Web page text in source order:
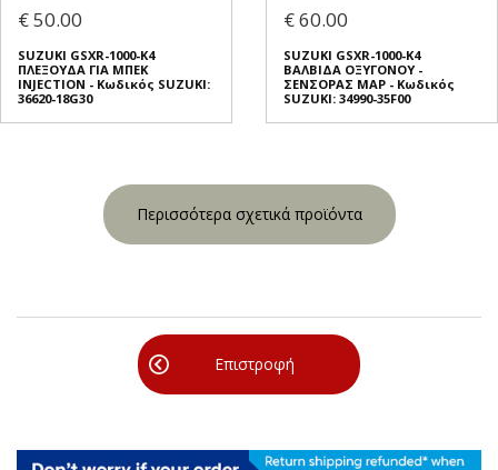
€ 50.00
SUZUKI GSXR-1000-K4
ΠΛΕΞΟΥΔΑ ΓΙΑ ΜΠΕΚ
INJECTION - Κωδικός SUZUKI:
36620-18G30
€ 60.00
SUZUKI GSXR-1000-K4
ΒΑΛΒΙΔΑ ΟΞΥΓΟΝΟΥ -
ΣΕΝΣΟΡΑΣ MAP - Κωδικός
SUZUKI: 34990-35F00
Περισσότερα σχετικά προϊόντα
Επιστροφή